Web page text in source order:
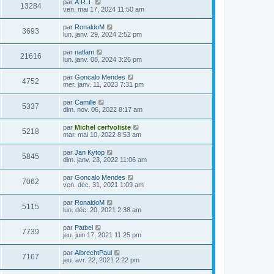
13284 par A.R.T.
ven. mai 17, 2024 11:50 am
3693 par RonaldoM
lun. janv. 29, 2024 2:52 pm
21616 par natlam
lun. janv. 08, 2024 3:26 pm
4752 par Goncalo Mendes
mer. janv. 11, 2023 7:31 pm
5337 par Camille
dim. nov. 06, 2022 8:17 am
5218 par Michel cerfvoliste
mar. mai 10, 2022 8:53 am
5845 par Jan Kytop
dim. janv. 23, 2022 11:06 am
7062 par Goncalo Mendes
ven. déc. 31, 2021 1:09 am
5115 par RonaldoM
lun. déc. 20, 2021 2:38 am
7739 par Patbel
jeu. juin 17, 2021 11:25 pm
7167 par AlbrechtPaul
jeu. avr. 22, 2021 2:22 pm